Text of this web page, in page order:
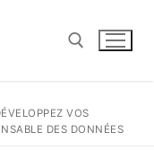
Rechercher :
VOS
DES DONNÉES